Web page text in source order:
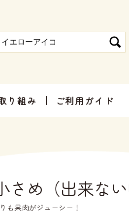
り組み ご利用ガイド
め（出来ない
も果肉がジューシー！